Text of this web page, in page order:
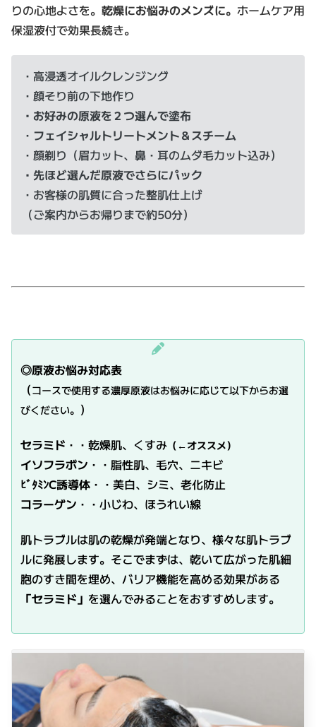
りの心地よさを。 乾燥にお悩みのメンズに。 ホームケア用
保湿液付で効果長続き。
・高浸透オイルクレンジング
・顔そり前の下地作り
・お好みの原液を２つ選んで塗布
・ フェイシャルトリートメント＆スチーム
・顔剃り（眉カット、鼻・耳のムダ毛カット込み）
・先ほど選んだ原液でさらにパック
・お客様の肌質に合った整肌仕上げ
（ご案内からお帰りまで約50分）
◎原液お悩み対応表
（コースで使用する濃厚原液はお悩みに応じて以下からお選
びください。 ）
セラミド ・・乾燥肌、くすみ （←オススメ）
イソフラボン ・・脂性肌、毛穴、ニキビ
ﾋﾞﾀﾐﾝC誘導体 ・・美白、シミ、老化防止
コラーゲン ・・小じわ、ほうれい線
肌トラブルは肌の乾燥が発端となり、様々な肌トラブ
ルに発展します。 そこでまずは、乾いて広がった肌細
胞のすき間を埋め、バリア機能を高める効果がある
「セラミド」 を選んでみることをおすすめします。